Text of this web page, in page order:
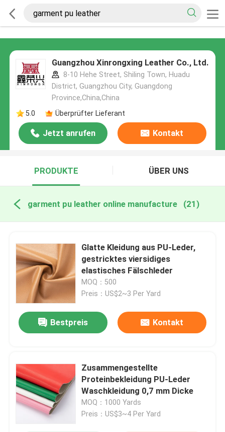
Guangzhou Xinrongxing Leather Co., Ltd.
8-10 Hehe Street, Shiling Town, Huadu
District, Guangzhou City, Guangdong
Province,China,China
5.0
Überprüfter Lieferant
Jetzt anrufen Kontakt
PRODUKTE ÜBER UNS
garment pu leather online manufacture (21)
Glatte Kleidung aus PU-Leder,
gestricktes viersidiges
elastisches Fälschleder
MOQ：500
Preis：US$2~3 Per Yard
Bestpreis Kontakt
Zusammengestellte
Proteinbekleidung PU-Leder
Waschkleidung 0,7 mm Dicke
MOQ：1000 Yards
Preis：US$3~4 Per Yard